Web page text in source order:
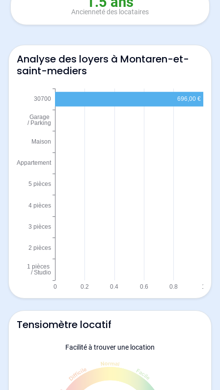
Ancienneté des locataires
Analyse des loyers à Montaren-et-
saint-mediers
Tensiomètre locatif
Facilité à trouver une location